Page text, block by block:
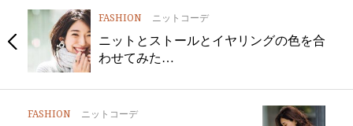
FASHION ニットコーデ
ニットとストールとイヤリングの色を合
わせてみた…
FASHION ニットコーデ